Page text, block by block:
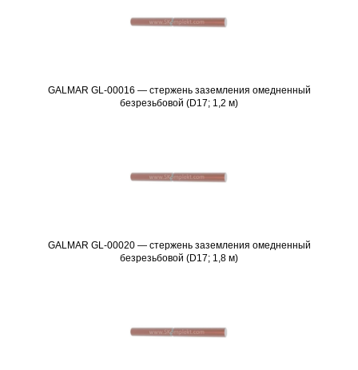
Подробнее
GALMAR GL-00016 — стержень заземления омедненный
безрезьбовой (D17; 1,2 м)
Подробнее
GALMAR GL-00020 — стержень заземления омедненный
безрезьбовой (D17; 1,8 м)